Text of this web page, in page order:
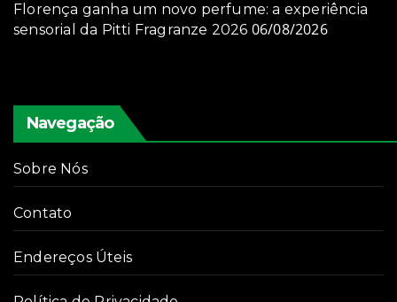
Florença ganha um novo perfume: a experiência
sensorial da Pitti Fragranze 2026 06/08/2026
Navegação
Sobre Nós
Contato
Endereços Úteis